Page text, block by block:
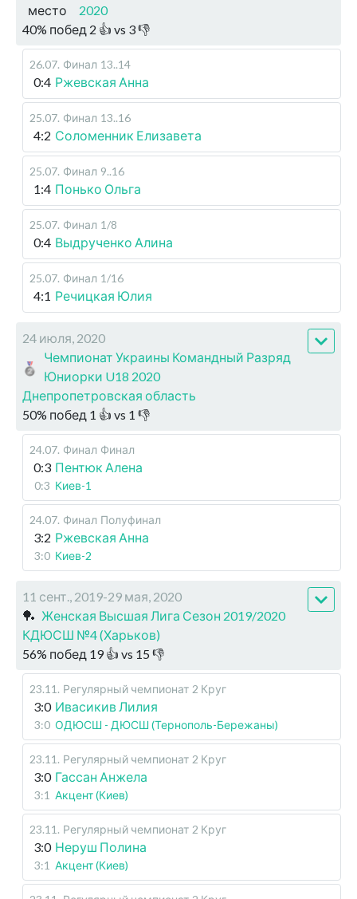
место
2020
40% побед 2 👍 vs 3👎
26.07. Финал 13..14
0:4 Ржевская Анна
25.07. Финал 13..16
4:2 Соломенник Елизавета
25.07. Финал 9..16
1:4 Понько Ольга
25.07. Финал 1/8
0:4 Выдрученко Алина
25.07. Финал 1/16
4:1 Речицкая Юлия
24 июля, 2020
Чемпионат Украины Командный Разряд
Юниорки U18 2020
Днепропетровская область
50% побед 1 👍 vs 1 👎
24.07. Финал Финал
0:3 Пентюк Алена
0:3 Киев-1
24.07. Финал Полуфинал
3:2 Ржевская Анна
3:0 Киев-2
11 сент., 2019-29 мая, 2020
🏓 Женская Высшая Лига Сезон 2019/2020
КДЮСШ №4 (Харьков)
56% побед 19👍 vs 15 👎
23.11 . Регулярный чемпионат 2 Круг
3:0 Ивасикив Лилия
3:0 ОДЮСШ - ДЮСШ (Тернополь-Бережаны)
23.11 . Регулярный чемпионат 2 Круг
3:0 Гассан Анжела
3:1 Акцент (Киев)
23.11 . Регулярный чемпионат 2 Круг
3:0 Неруш Полина
3:1 Акцент (Киев)